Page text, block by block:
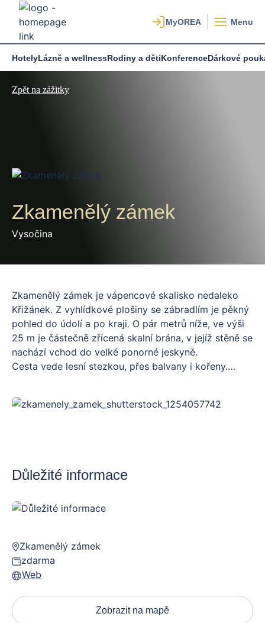
Menu
HotelyLázně a wellnessRodiny a dětiKonferenceDárkové
Zpět na zážitky
Zkamenělý zámek
Vysočina
Zkamenělý zámek je vápencové skalisko nedaleko
Křižánek. Z vyhlídkové plošiny se zábradlím je pěkný
pohled do údolí a po kraji. O pár metrů níže, ve výši
25 m je částečně zřícená skalní brána, v jejíž stěně se
nachází vchod do velké ponorné jeskyně.
Cesta vede lesní stezkou, přes balvany i kořeny.
Důležité informace
Zkamenělý zámek
zdarma
Web
Zobrazit na mapě